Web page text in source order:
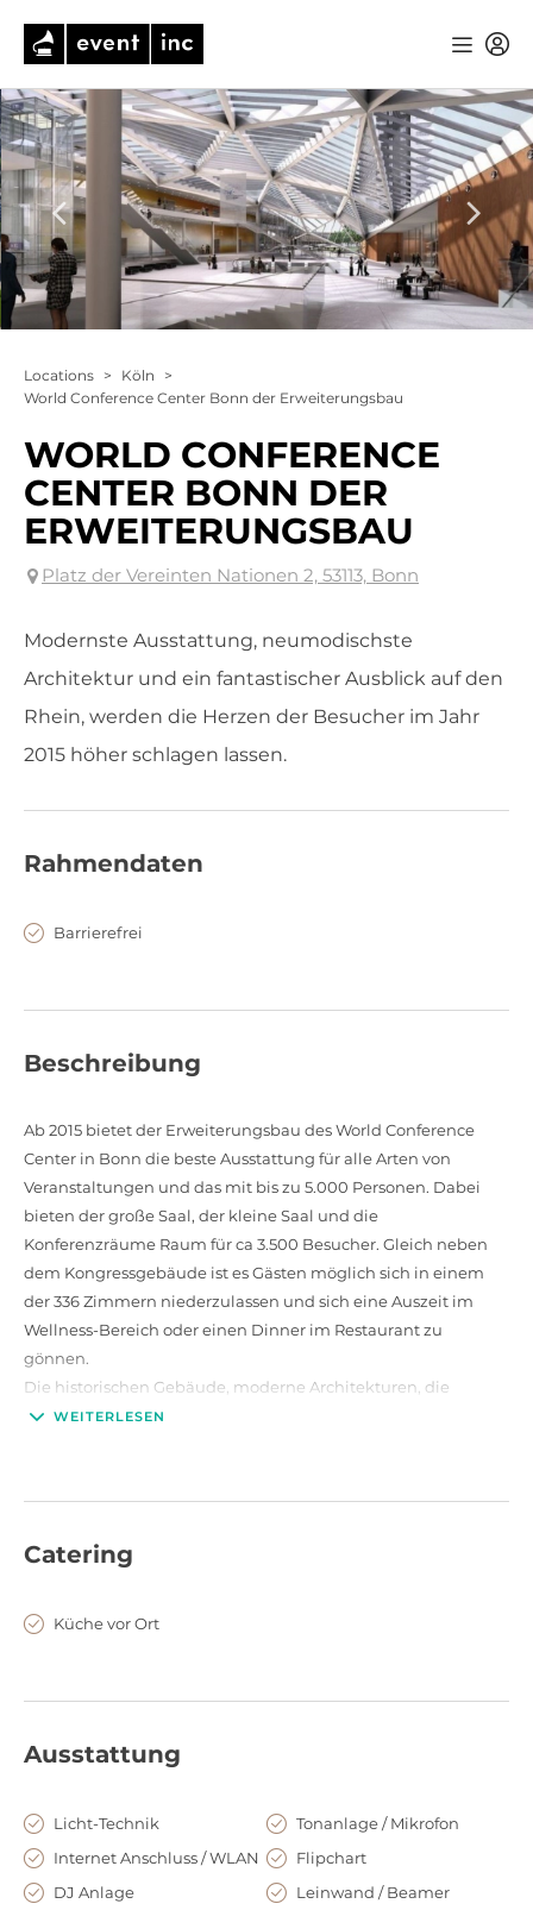
Locations > Köln
>
World Conference Center Bonn der Erweiterungsbau
WORLD CONFERENCE
CENTER BONN DER
ERWEITERUNGSBAU
Platz der Vereinten Nationen 2, 53113, Bonn
Modernste Ausstattung, neumodischste
Architektur und ein fantastischer Ausblick auf den
Rhein, werden die Herzen der Besucher im Jahr
2015 höher schlagen lassen.
Rahmendaten
Barrierefrei
Beschreibung
Ab 2015 bietet der Erweiterungsbau des World Conference
Center in Bonn die beste Ausstattung für alle Arten von
Veranstaltungen und das mit bis zu 5.000 Personen. Dabei
bieten der große Saal, der kleine Saal und die
Konferenzräume Raum für ca 3.500 Besucher. Gleich neben
dem Kongressgebäude ist es Gästen möglich sich in einem
der 336 Zimmern niederzulassen und sich eine Auszeit im
Wellness-Bereich oder einen Dinner im Restaurant zu
gönnen.
Die historischen Gebäude, moderne Architekturen, die
entspannenden Ausblicke auf den Rhein sowie die neueste
WEITERLESEN
Catering
Küche vor Ort
Ausstattung
Licht-Technik
Tonanlage / Mikrofon
Internet Anschluss / WLAN
Flipchart
DJ Anlage
Leinwand / Beamer